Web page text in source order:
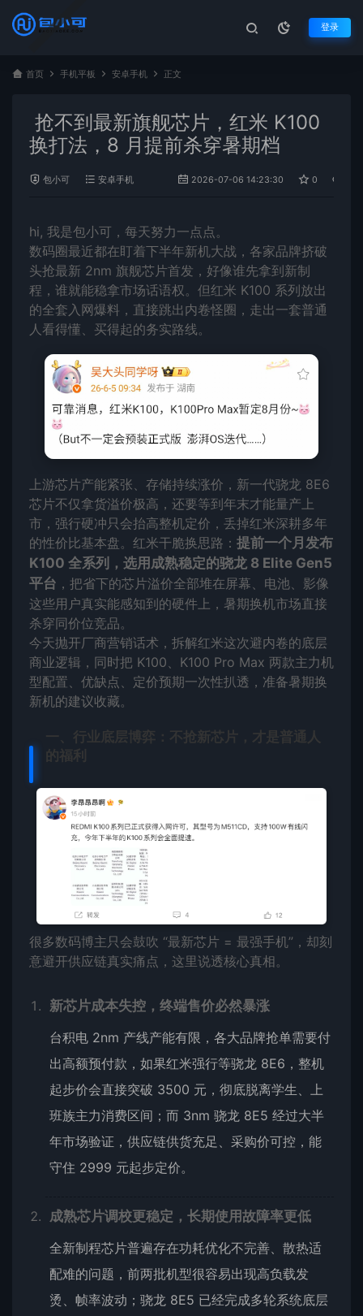
登录
首页 手机平板 安卓手机 正文
抢不到最新旗舰芯片，红米 K100
换打法，8 月提前杀穿暑期档
包小可 安卓手机 2026-07-06 14:23:30 0
hi, 我是包小可，每天努力一点点。
数码圈最近都在盯着下半年新机大战，各家品牌挤破
头抢最新 2nm 旗舰芯片首发，好像谁先拿到新制
程，谁就能稳拿市场话语权。但红米 K100 系列放出
的全套入网爆料，直接跳出内卷怪圈，走出一套普通
人看得懂、买得起的务实路线。
上游芯片产能紧张、存储持续涨价，新一代骁龙 8E6
芯片不仅拿货溢价极高，还要等到年末才能量产上
市，强行硬冲只会抬高整机定价，丢掉红米深耕多年
的性价比基本盘。红米干脆换思路： 提前一个月发布
K100 全系列，选用成熟稳定的骁龙 8 Elite Gen5
平台 ，把省下的芯片溢价全部堆在屏幕、电池、影像
这些用户真实能感知到的硬件上，暑期换机市场直接
杀穿同价位竞品。
今天抛开厂商营销话术，拆解红米这次避内卷的底层
商业逻辑，同时把 K100、K100 Pro Max 两款主力机
型配置、优缺点、定价预期一次性扒透，准备暑期换
新机的建议收藏。
一、行业底层博弈：不抢新芯片，才是普通人
的福利
很多数码博主只会鼓吹 “最新芯片 = 最强手机”，却刻
意避开供应链真实痛点，这里说透核心真相。
新芯片成本失控，终端售价必然暴涨
台积电 2nm 产线产能有限，各大品牌抢单需要付
出高额预付款，如果红米强行等骁龙 8E6，整机
起步价会直接突破 3500 元，彻底脱离学生、上
班族主力消费区间；而 3nm 骁龙 8E5 经过大半
年市场验证，供应链供货充足、采购价可控，能
守住 2999 元起步定价。
成熟芯片调校更稳定，长期使用故障率更低
全新制程芯片普遍存在功耗优化不完善、散热适
配难的问题，前两批机型很容易出现高负载发
烫、帧率波动；骁龙 8E5 已经完成多轮系统底层